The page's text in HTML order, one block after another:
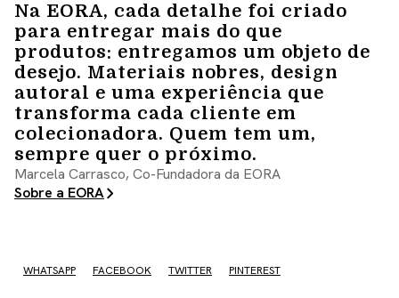
Na EORA, cada detalhe foi criado
para entregar mais do que
produtos: entregamos um objeto de
desejo. Materiais nobres, design
autoral e uma experiência que
transforma cada cliente em
colecionadora. Quem tem um,
sempre quer o próximo.
Marcela Carrasco, Co-Fundadora da EORA
Sobre a EORA
WHATSAPP FACEBOOK TWITTER PINTEREST